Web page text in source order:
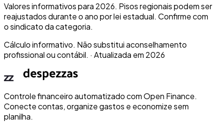
Valores informativos para 2026. Pisos regionais podem ser
reajustados durante o ano por lei estadual. Confirme com
o sindicato da categoria.
Cálculo informativo. Não substitui aconselhamento
profissional ou contábil. · Atualizada em 2026
Controle financeiro automatizado com Open Finance.
Conecte contas, organize gastos e economize sem
planilha.